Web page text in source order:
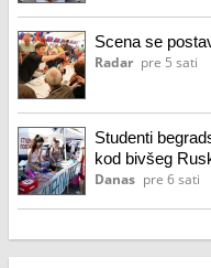
Scena se
Radar pre 5 sati
Studenti
kod bivšeg
Danas pre 6 sati